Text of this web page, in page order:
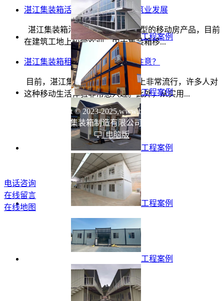
工程案例
工程案例
工程案例
工程案例
工程案例
湛江集装箱活动房出租有助于建筑业发展
湛江集装箱活动房出租是一种新型的移动房产品，目前
在建筑工地上较受欢迎。由于集装箱移...
湛江集装箱租赁有哪些事情需要注意？
目前，湛江集装箱租赁在互联网上非常流行，许多人对
这种移动生活体验非常感兴趣。此外，从实用...
Copyright © 2023-2025,www.boxvictor.com
湛江市瑞祥华集装箱制造有限公司 All rights reserved
电脑版
电话咨询
在线留言
在线地图